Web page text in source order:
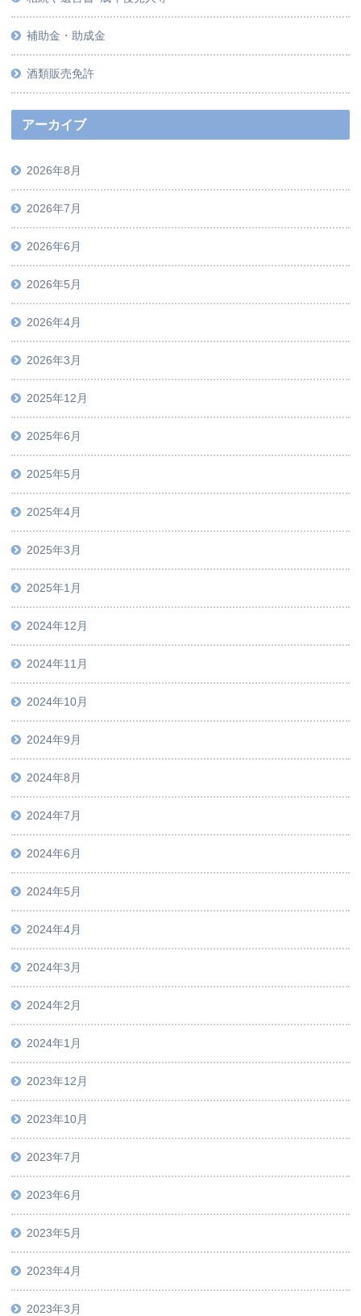
補助金・助成金
酒類販売免許
アーカイブ
2026年8月
2026年7月
2026年6月
2026年5月
2026年4月
2026年3月
2025年12月
2025年6月
2025年5月
2025年4月
2025年3月
2025年1月
2024年12月
2024年11月
2024年10月
2024年9月
2024年8月
2024年7月
2024年6月
2024年5月
2024年4月
2024年3月
2024年2月
2024年1月
2023年12月
2023年10月
2023年7月
2023年6月
2023年5月
2023年4月
2023年3月